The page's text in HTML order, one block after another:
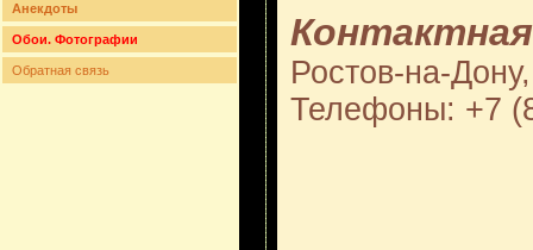
Анекдоты
Обои. Фотографии
Обратная связь
Ростов-на-
Телефоны: +7